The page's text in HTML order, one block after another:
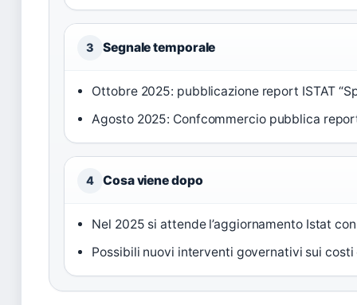
3 Segnale temporale
Ottobre 2025: pubblicazione report ISTAT
Agosto 2025: Confcommercio pubblica
4 Cosa viene dopo
Nel 2025 si attende l’aggiornamento Istat
Possibili nuovi interventi governativi sui